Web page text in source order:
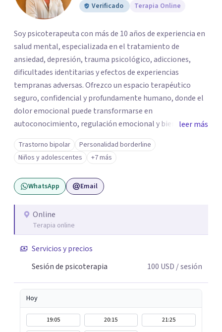
Verificado
Terapia Online
Soy psicoterapeuta con más de 10 años de experiencia en
salud mental, especializada en el tratamiento de
ansiedad, depresión, trauma psicológico, adicciones,
dificultades identitarias y efectos de experiencias
tempranas adversas. Ofrezco un espacio terapéutico
seguro, confidencial y profundamente humano, donde el
dolor emocional puede transformarse en
autoconocimiento, regulación emocional y bienestar.
Trabajo desde un enfoque integrativo que combina
psicoanálisis, terapia somática y de trauma, psicología
corporal, Mentalization Based Therapy (MBT),
hipnoterapia y respiración neurodinámica, integrando
actualmente la Psicología Analítica Junguiana. Mi
ecopsicología y el trabajo simbólico con el inconsciente,
entendiendo que cada proceso terapéutico es único y
leer más
Trastorno bipolar
Personalidad borderline
Niños y adolescentes
+7 más
WhatsApp Email
Online
Terapia online
Servicios y precios
Sesión de psicoterapia
100 USD / sesión
Hoy
19:05 20:15
21:25